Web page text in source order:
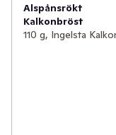
Alspånsrökt
Kalkonbröst
110 g, Ingelsta